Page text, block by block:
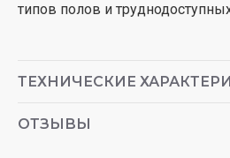
типов полов и
ТЕХНИЧЕСКИЕ
ОТЗЫВЫ